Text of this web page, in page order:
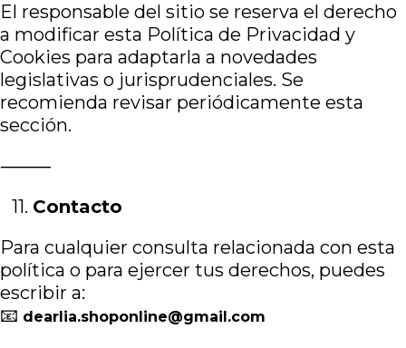
El responsable del sitio se reserva el derecho
a modificar esta Política de Privacidad y
Cookies para adaptarla a novedades
legislativas o jurisprudenciales. Se
recomienda revisar periódicamente esta
sección.
⸻
11.⁠ ⁠ Contacto
Para cualquier consulta relacionada con esta
política o para ejercer tus derechos, puedes
escribir a:
📧 dearlia.shoponline@gmail.com